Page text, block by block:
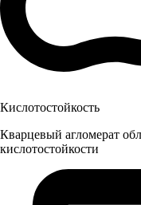
Кислотостойкость
Кварцевый агломерат
кислотостойкости